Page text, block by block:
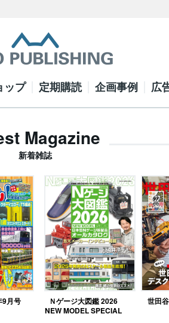
ップ 定期購読 企画事例 広
Magazine
新着雑誌
9月号
Ｎゲージ大図鑑 2026
NEW MODEL SPECIAL
世田